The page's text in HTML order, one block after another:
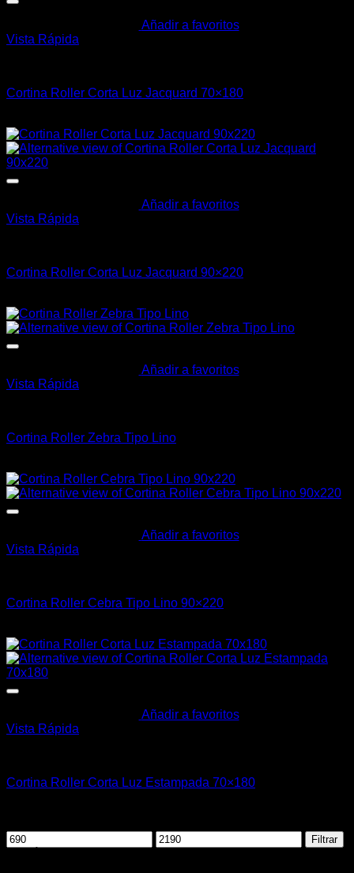
Añadir a favoritos
Vista Rápida
Cortina Roller Corta Luz Jacquard 70×180
Añadir a favoritos
Vista Rápida
Cortina Roller Corta Luz Jacquard 90×220
Añadir a favoritos
Vista Rápida
Cortina Roller Zebra Tipo Lino
de
precios:
hasta
Añadir a favoritos
Vista Rápida
Cortina Roller Cebra Tipo Lino 90×220
Añadir a favoritos
Vista Rápida
Cortina Roller Corta Luz Estampada 70×180
Precio
mínimo
Precio
máximo
Filtrar